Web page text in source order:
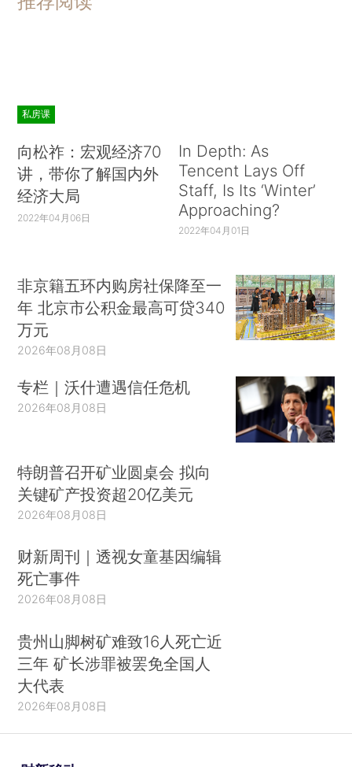
私房课
向松祚：宏观经济70
讲，带你了解国内外
经济大局
2022年04月06日
In Depth: As
Tencent Lays Off
Staff, Is Its ‘Winter’
Approaching?
2022年04月01日
非京籍五环内购房社保降至一
年 北京市公积金最高可贷340
万元
2026年08月08日
专栏｜沃什遭遇信任危机
2026年08月08日
特朗普召开矿业圆桌会 拟向
关键矿产投资超20亿美元
2026年08月08日
财新周刊｜透视女童基因编辑
死亡事件
2026年08月08日
贵州山脚树矿难致16人死亡近
三年 矿长涉罪被罢免全国人
大代表
2026年08月08日